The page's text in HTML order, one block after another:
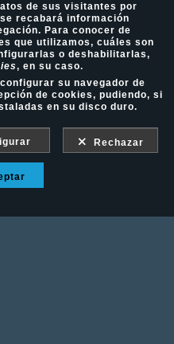
de sus visitantes por
recabará información
Para conocer de
que utilizamos, cuáles son
o deshabilitarlas,
, en su caso.
su navegador de
de cookies, pudiendo, si
en su disco duro.
Rechazar